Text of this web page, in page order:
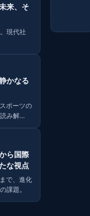
来、そ
現代社
かなる
ポーツの
み解
ら国際
な視点
で、進化
課題。